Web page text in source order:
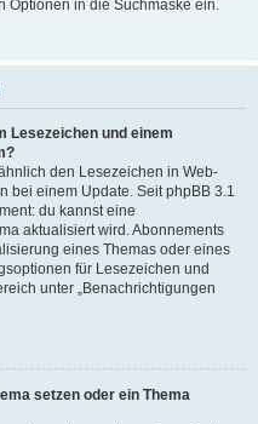
Optionen in die Suchmaske ein.
Lesezeichen und einem
den Lesezeichen in Web-
bei einem Update. Seit phpBB 3.1
du kannst eine
aktualisiert wird. Abonnements
eines Themas oder eines
für Lesezeichen und
unter „Benachrichtigungen
setzen oder ein Thema